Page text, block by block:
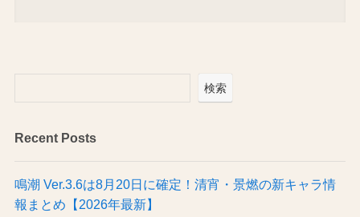
検索
Recent Posts
鳴潮 Ver.3.6は8月20日に確定！清宵・景燃の新キャラ情
報まとめ【2026年最新】